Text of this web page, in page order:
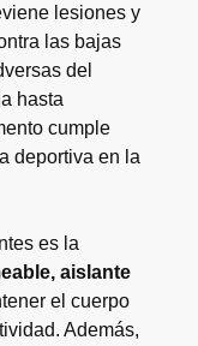
lesiones y
las bajas
del
hasta
cumple
deportiva en la
es la
aislante
el cuerpo
Además,